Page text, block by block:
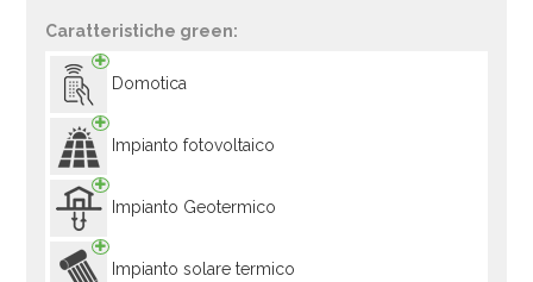
Caratteristiche green:
Domotica
Impianto fotovoltaico
Impianto Geotermico
Impianto solare termico